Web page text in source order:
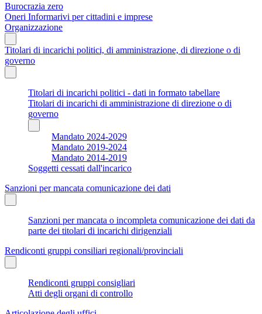
Burocrazia zero
Oneri Informarivi per cittadini e imprese
Organizzazione
Titolari di incarichi politici, di amministrazione, di direzione o di
governo
Titolari di incarichi politici - dati in formato tabellare
Titolari di incarichi di amministrazione di direzione o di
governo
Mandato 2024-2029
Mandato 2019-2024
Mandato 2014-2019
Soggetti cessati dall'incarico
Sanzioni per mancata comunicazione dei dati
Sanzioni per mancata o incompleta comunicazione dei dati da
parte dei titolari di incarichi dirigenziali
Rendiconti gruppi consiliari regionali/provinciali
Rendiconti gruppi consigliari
Atti degli organi di controllo